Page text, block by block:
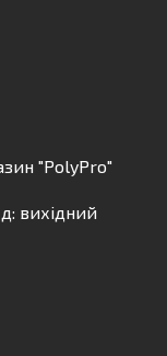
"PolyPro"
вихідний